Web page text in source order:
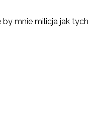
by mnie milicja jak tych